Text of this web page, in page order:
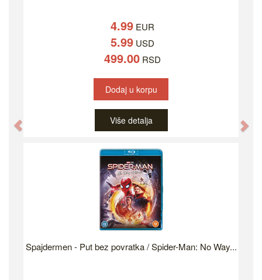
4.99 EUR
5.99 USD
499.00 RSD
Dodaj u korpu
Više detalja
Spajdermen - Put bez povratka / Spider-Man: No Way...